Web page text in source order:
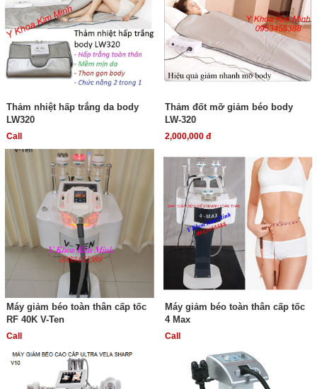
Thảm nhiệt hấp trắng da body
LW320
Call
Thảm đốt mỡ giảm béo body
LW-320
2,000,000 đ
Máy giảm béo toàn thân cấp tốc
RF 40K V-Ten
Call
Máy giảm béo toàn thân cấp tốc
4 Max
Call